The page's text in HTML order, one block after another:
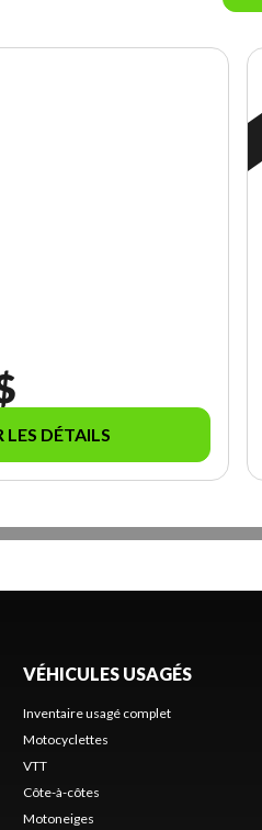
LES DÉTAILS
VÉHICULES USAGÉS
Inventaire usagé complet
Motocyclettes
VTT
Côte-à-côtes
Motoneiges